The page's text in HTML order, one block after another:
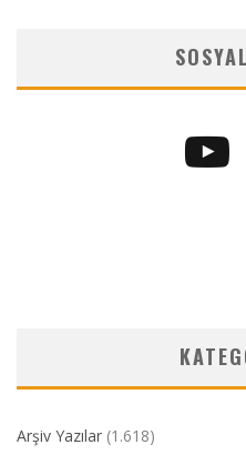
Arşiv Yazılar (1.618)